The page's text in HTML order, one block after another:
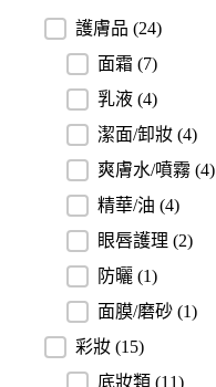
分類護膚品 (24)
面霜 (7)
乳液 (4)
潔面/卸妝 (4)
爽膚水/噴霧 (4)
精華/油 (4)
眼唇護理 (2)
防曬 (1)
面膜/磨砂 (1)
彩妝 (15)
底妝類 (11)